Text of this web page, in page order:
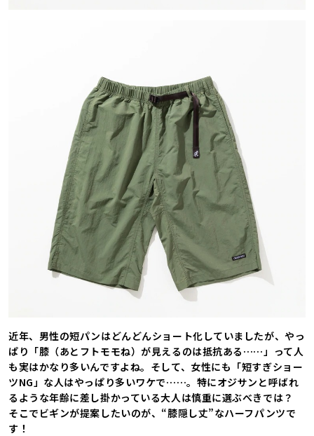
近年、男性の短パンはどんどんショート化していましたが、やっ
ぱり「膝（あとフトモモね）が見えるのは抵抗ある……」って人
も実はかなり多いんですよね。そして、女性にも「短すぎショー
ツNG」な人はやっぱり多いワケで……。特にオジサンと呼ばれ
るような年齢に差し掛かっている大人は慎重に選ぶべきでは？
そこでビギンが提案したいのが、“膝隠し丈”なハーフパンツで
す！